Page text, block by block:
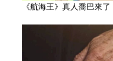
《航海王》真人喬巴來